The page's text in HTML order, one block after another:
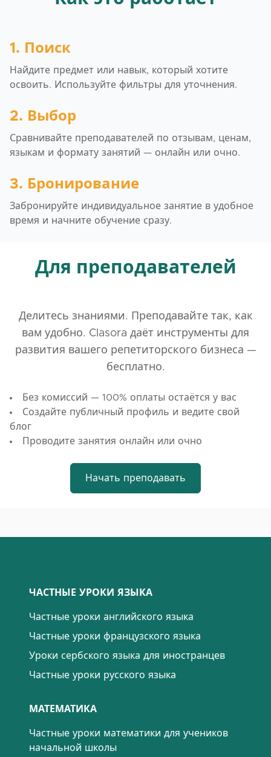
1. Поиск
Найдите предмет или навык, который хотите
освоить. Используйте фильтры для уточнения.
2. Выбор
Сравнивайте преподавателей по отзывам, ценам,
языкам и формату занятий — онлайн или очно.
3. Бронирование
Забронируйте индивидуальное занятие в удобное
время и начните обучение сразу.
Для преподавателей
Делитесь знаниями. Преподавайте так, как
вам удобно. Clasora даёт инструменты для
развития вашего репетиторского бизнеса —
бесплатно.
Без комиссий — 100% оплаты остаётся у вас
Создайте публичный профиль и ведите свой
блог
Проводите занятия онлайн или очно
Начать преподавать
ЧАСТНЫЕ УРОКИ ЯЗЫКА
Частные уроки английского языка
Частные уроки французского языка
Уроки сербского языка для иностранцев
Частные уроки русского языка
МАТЕМАТИКА
Частные уроки математики для учеников
начальной школы